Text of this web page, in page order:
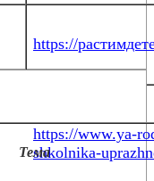
https://
https://www.ya-
shkolnika-
Тема